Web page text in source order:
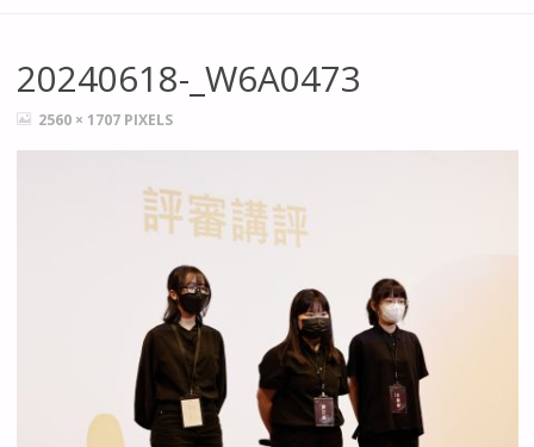
20240618-_W6A0473
FULL2560 × 1707 PIXELS